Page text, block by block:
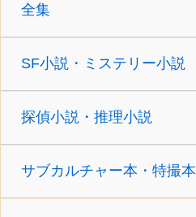
全集
SF小説・ミステリー小説
探偵小説・推理小説
サブカルチャー本・特撮本